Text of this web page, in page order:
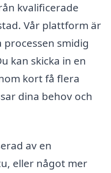
kvalificerade
Vår plattform är
smidig
kan skicka in en
kort få flera
dina behov och
av en
eller något mer